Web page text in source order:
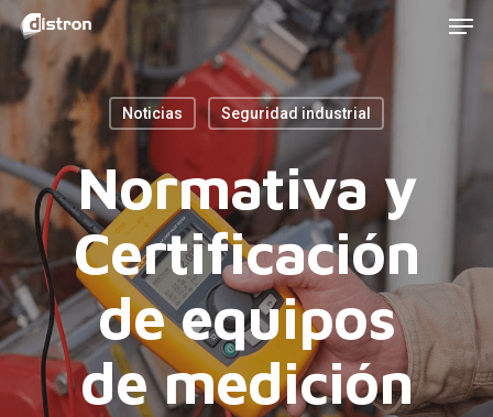
Skip
main
content
Noticias Seguridad industrial
Normativa y
Certificación
de equipos
de medición